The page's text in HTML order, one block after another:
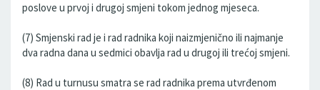
poslove u prvoj i drugoj smjeni tokom jednog mjeseca.
(7) Smjenski rad je i rad radnika koji naizmjenično ili najmanje
dva radna dana u sedmici obavlja rad u drugoj ili trećoj smjeni.
(8) Rad u turnusu smatra se rad radnika prema utvrđenom